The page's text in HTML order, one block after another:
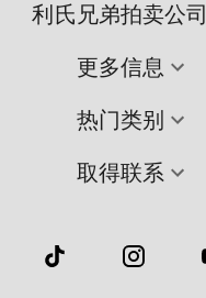
利氏兄弟拍卖公司
更多信息
热门类别
取得联系